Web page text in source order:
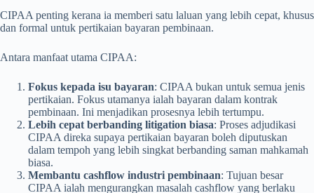
CIPAA penting kerana ia memberi satu laluan yang lebih cepat, khusus
dan formal untuk pertikaian bayaran pembinaan.
Antara manfaat utama CIPAA:
Fokus kepada isu bayaran: CIPAA bukan untuk semua jenis
pertikaian. Fokus utamanya ialah bayaran dalam kontrak
pembinaan. Ini menjadikan prosesnya lebih tertumpu.
Lebih cepat berbanding litigation biasa: Proses adjudikasi
CIPAA direka supaya pertikaian bayaran boleh diputuskan
dalam tempoh yang lebih singkat berbanding saman mahkamah
biasa.
Membantu cashflow industri pembinaan: Tujuan besar
CIPAA ialah mengurangkan masalah cashflow yang berlaku